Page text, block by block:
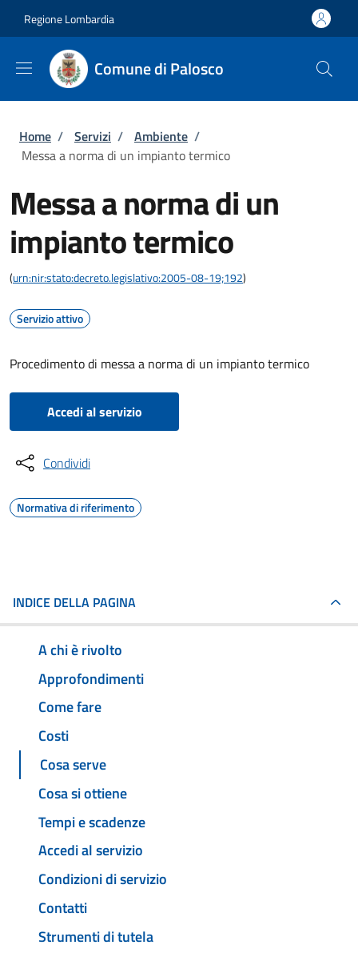
Regione Lombardia
Comune di Palosco
Briciole di pane
Home / Servizi / Ambiente /
Messa a norma di un impianto termico
Messa a norma di un
impianto termico
(urn:nir:stato:decreto.legislativo:2005-08-19;192)
Servizio attivo
Procedimento di messa a norma di un impianto termico
Accedi al servizio
Condividi
Normativa di riferimento
INDICE DELLA PAGINA
A chi è rivolto
Approfondimenti
Come fare
Costi
Cosa serve
Cosa si ottiene
Tempi e scadenze
Accedi al servizio
Condizioni di servizio
Contatti
Strumenti di tutela